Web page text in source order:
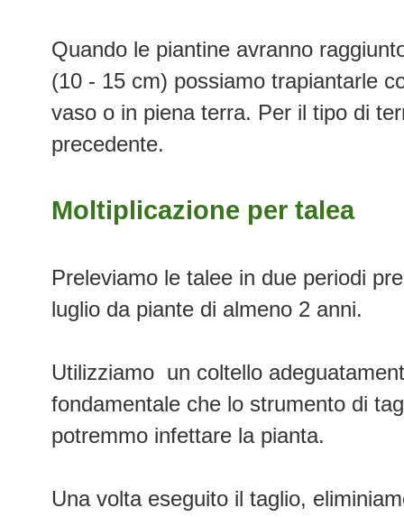
Quando le piantine avranno
(10 - 15 cm) possiamo trapiantarle
vaso o in piena terra. Per il tipo di
precedente.
Moltiplicazione per talea
Preleviamo le talee in due periodi
luglio da piante di almeno 2 anni.
Utilizziamo un coltello
fondamentale che lo strumento di
potremmo infettare la pianta.
Una volta eseguito il taglio,